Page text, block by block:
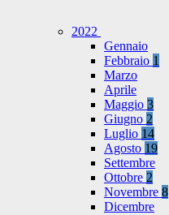
2022
Gennaio
Febbraio 1
Marzo
Aprile
Maggio 3
Giugno 2
Luglio 14
Agosto 19
Settembre
Ottobre 2
Novembre 8
Dicembre